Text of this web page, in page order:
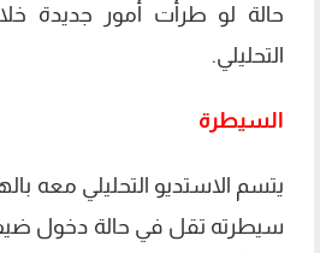
حالة لو طرأت أمور جديدة
التحليلي.
السيطرة
يتسم الاستديو التحليلي معه
سيطرته تقل في حالة دخول